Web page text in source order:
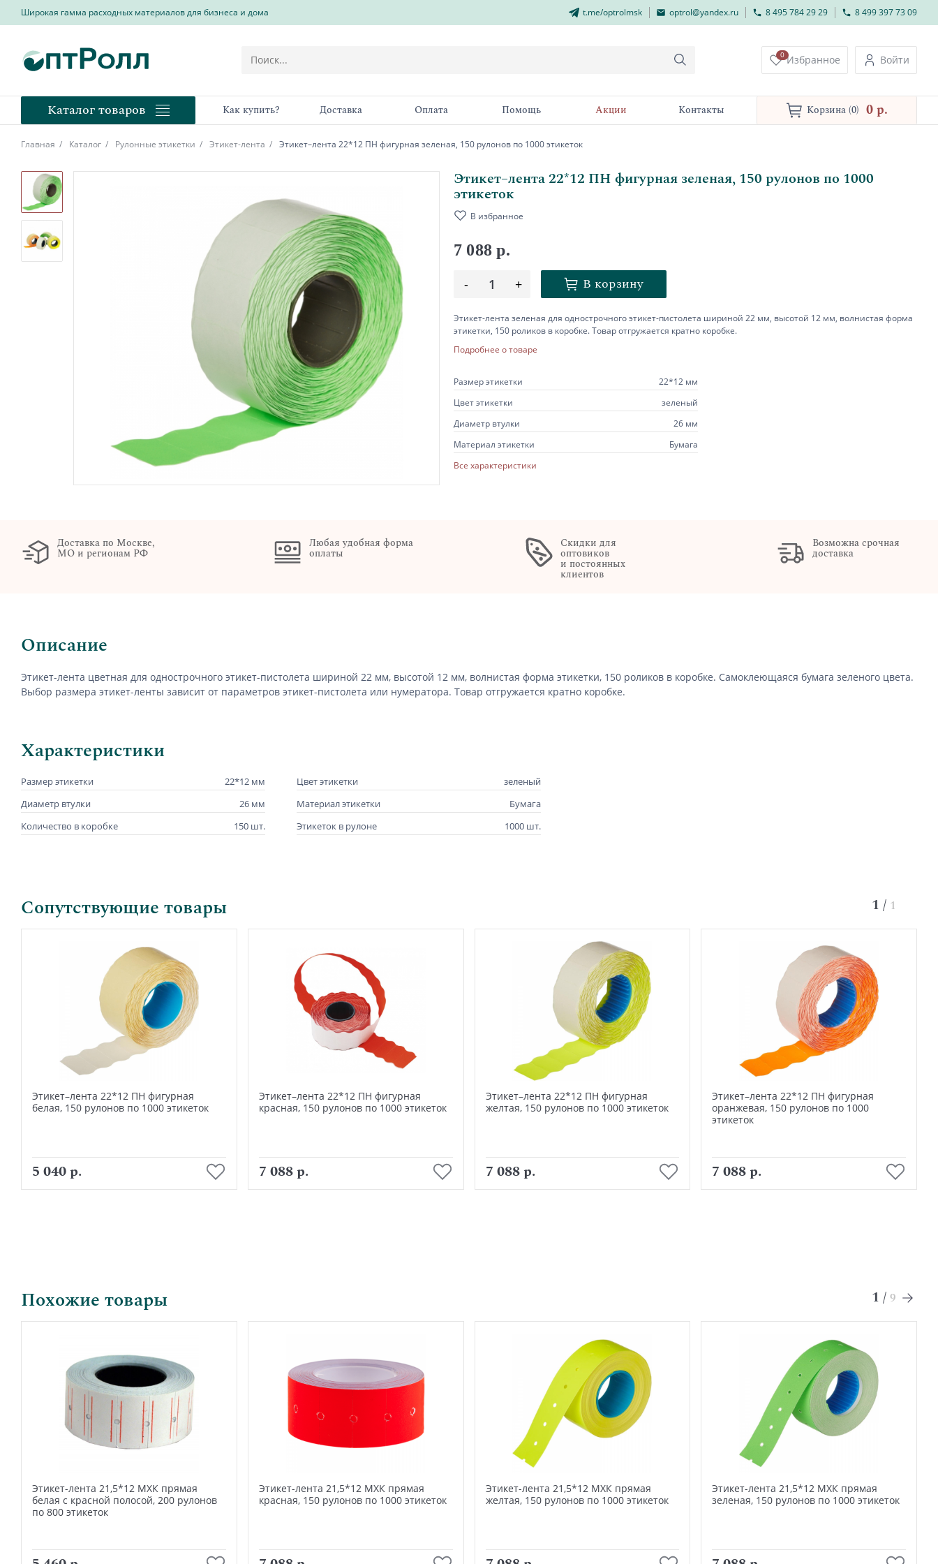
Широкая гамма расходных материалов для бизнеса и дома t.me/optrolmsk optrol@yandex.ru 8 495 784 29 29 8 499 397 73 09
0 Избранное Войти
Каталог товаров Как купить? Доставка Оплата Помощь Акции Контакты Корзина (0) 0 p.
Главная Каталог Рулонные этикетки Этикет-лента Этикет–лента 22*12 ПН фигурная зеленая, 150 рулонов по 1000 этикеток
Этикет–лента 22*12 ПН фигурная зеленая, 150 рулонов по 1000
этикеток
В избранное
7 088 р.
- 1 + В корзину
Этикет-лента зеленая для однострочного этикет-пистолета шириной 22 мм, высотой 12 мм, волнистая форма
этикетки, 150 роликов в коробке. Товар отгружается кратно коробке.
Подробнее о товаре
Размер этикетки
22*12 мм
Цвет этикетки
зеленый
Диаметр втулки
26 мм
Материал этикетки
Бумага
Все характеристики
Доставка по Москве,
МО и регионам РФ
Любая удобная форма
оплаты
Скидки для
оптовиков
и постоянных
клиентов
Возможна срочная
доставка
Описание
Этикет-лента цветная для однострочного этикет-пистолета шириной 22 мм, высотой 12 мм, волнистая форма этикетки, 150 роликов в коробке. Самоклеющаяся бумага зеленого цвета.
Выбор размера этикет-ленты зависит от параметров этикет-пистолета или нумератора. Товар отгружается кратно коробке.
Характеристики
Размер этикетки 22*12 мм Цвет этикетки
зеленый
Диаметр втулки
26 мм Материал этикетки
Бумага
Количество в коробке
150 шт. Этикеток в рулоне 1000 шт.
Сопутствующие товары 1 / 1
Этикет–лента 22*12 ПН фигурная
белая, 150 рулонов по 1000 этикеток
5 040 р.
Этикет–лента 22*12 ПН фигурная
красная, 150 рулонов по 1000 этикеток
7 088 р.
Этикет–лента 22*12 ПН фигурная
желтая, 150 рулонов по 1000 этикеток
7 088 р.
Этикет–лента 22*12 ПН фигурная
оранжевая, 150 рулонов по 1000
этикеток
7 088 р.
Похожие товары 1 / 9
Этикет-лента 21,5*12 МХК прямая
белая с красной полосой, 200 рулонов
по 800 этикеток
Этикет-лента 21,5*12 МХК прямая
красная, 150 рулонов по 1000 этикеток
Этикет-лента 21,5*12 МХК прямая
желтая, 150 рулонов по 1000 этикеток
Этикет-лента 21,5*12 МХК прямая
зеленая, 150 рулонов по 1000 этикеток